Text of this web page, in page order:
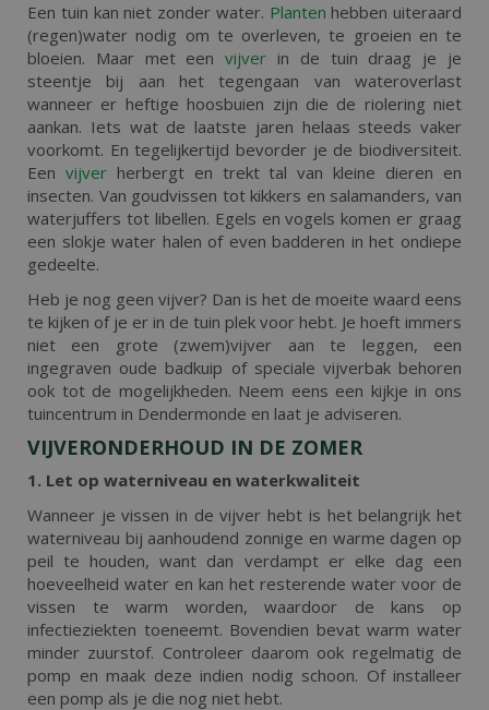
Een tuin kan niet zonder water. Planten hebben uiteraard
(regen)water nodig om te overleven, te groeien en te
bloeien. Maar met eenvijver in de tuin draag je je
steentje bij aan het tegengaan van wateroverlast
wanneer er heftige hoosbuien zijn die de riolering niet
aankan. Iets wat de laatste jaren helaas steeds vaker
voorkomt. En tegelijkertijd bevorder je de biodiversiteit.
Een vijverherbergt en trekt tal van kleine dieren en
insecten. Van goudvissen tot kikkers en salamanders, van
waterjuffers tot libellen. Egels en vogels komen er graag
een slokje water halen of even badderen in het ondiepe
gedeelte.
Heb je nog geen vijver? Dan is het de moeite waard eens
te kijken of je er in de tuin plek voor hebt. Je hoeft immers
niet een grote (zwem)vijver aan te leggen, een
ingegraven oude badkuip of speciale vijverbak behoren
ook tot de mogelijkheden. Neem eens een kijkje in ons
tuincentrum in Dendermonde en laat je adviseren.
VIJVERONDERHOUD IN DE ZOMER
1. Let op waterniveau en waterkwaliteit
Wanneer je vissen in de vijver hebt is het belangrijk het
waterniveau bij aanhoudend zonnige en warme dagen op
peil te houden, want dan verdampt er elke dag een
hoeveelheid water en kan het resterende water voor de
vissen te warm worden, waardoor de kans op
infectieziekten toeneemt. Bovendien bevat warm water
minder zuurstof. Controleer daarom ook regelmatig de
pomp en maak deze indien nodig schoon. Of installeer
een pomp als je die nog niet hebt.